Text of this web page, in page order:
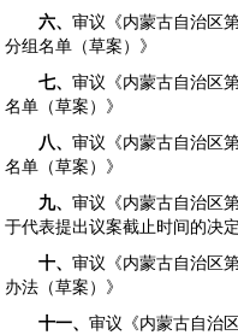
六、审议《内蒙古自治区
分组名单（草案）》
七、审议《内蒙古自治区
名单（草案）》
八、审议《内蒙古自治区
名单（草案）》
九、审议《内蒙古自治区
于代表提出议案截止时间的决
十、审议《内蒙古自治区
办法（草案）》
十一、审议《内蒙古自治